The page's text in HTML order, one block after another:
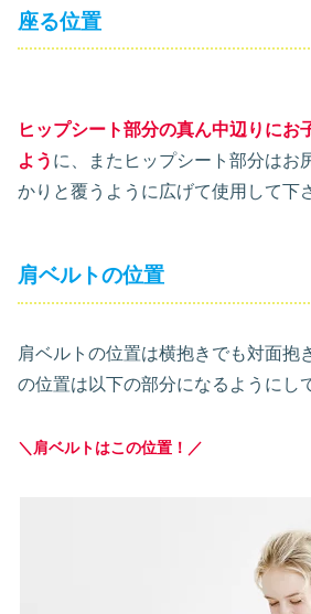
座る位置
ヒップシート部分の真ん中辺りにお
よう に、またヒップシート部分はお
かりと覆うように広げて使用して下
肩ベルトの位置
肩ベルトの位置は横抱きでも対面抱
の位置は以下の部分になるようにし
＼肩ベルトはこの位置！／